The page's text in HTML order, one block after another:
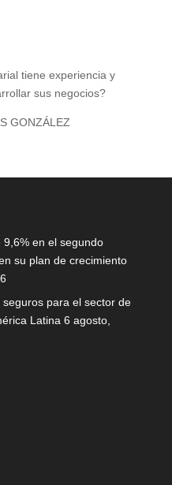
tiene experiencia y
sus negocios?
GONZÁLEZ
9,6% en el segundo
su plan de crecimiento
para el sector de
Latina 6 agosto,